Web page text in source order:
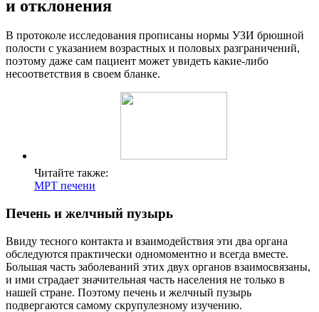
и отклонения
В протоколе исследования прописаны нормы УЗИ брюшной
полости с указанием возрастных и половых разграничений,
поэтому даже сам пациент может увидеть какие-либо
несоответствия в своем бланке.
Читайте также:
МРТ печени
Печень и желчный пузырь
Ввиду тесного контакта и взаимодействия эти два органа
обследуются практически одномоментно и всегда вместе.
Большая часть заболеваний этих двух органов взаимосвязаны,
и ими страдает значительная часть населения не только в
нашей стране. Поэтому печень и желчный пузырь
подвергаются самому скрупулезному изучению.